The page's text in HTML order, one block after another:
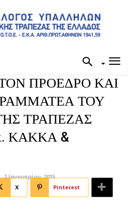
ΠΡΟΕΔΡΟ ΚΑΙ
ΤΟΥ
ΤΡΑΠΕΖΑΣ
ΚΑΚΚΑ &
2 Ιανουαρίου, 2015
X Pinterest